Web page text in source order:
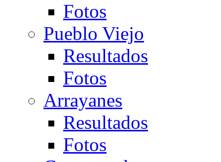
Fotos
Pueblo Viejo
Resultados
Fotos
Arrayanes
Resultados
Fotos